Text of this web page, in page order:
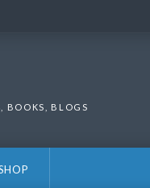
BOOKS, BLOGS